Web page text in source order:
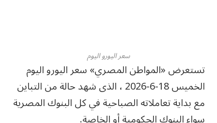
سعر اليورو اليوم
تستعرض «المواطن المصري» سعر اليورو اليوم
الخميس 18-6-2026 ، الذى شهد حالة من التباين
مع بداية تعاملاته الصباحية في كل البنوك المصرية